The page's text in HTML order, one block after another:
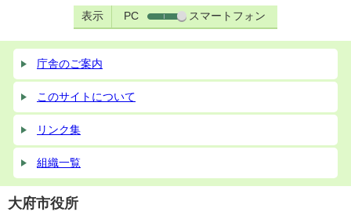
表示 PC スマートフォン
庁舎のご案内
このサイトについて
リンク集
組織一覧
大府市役所